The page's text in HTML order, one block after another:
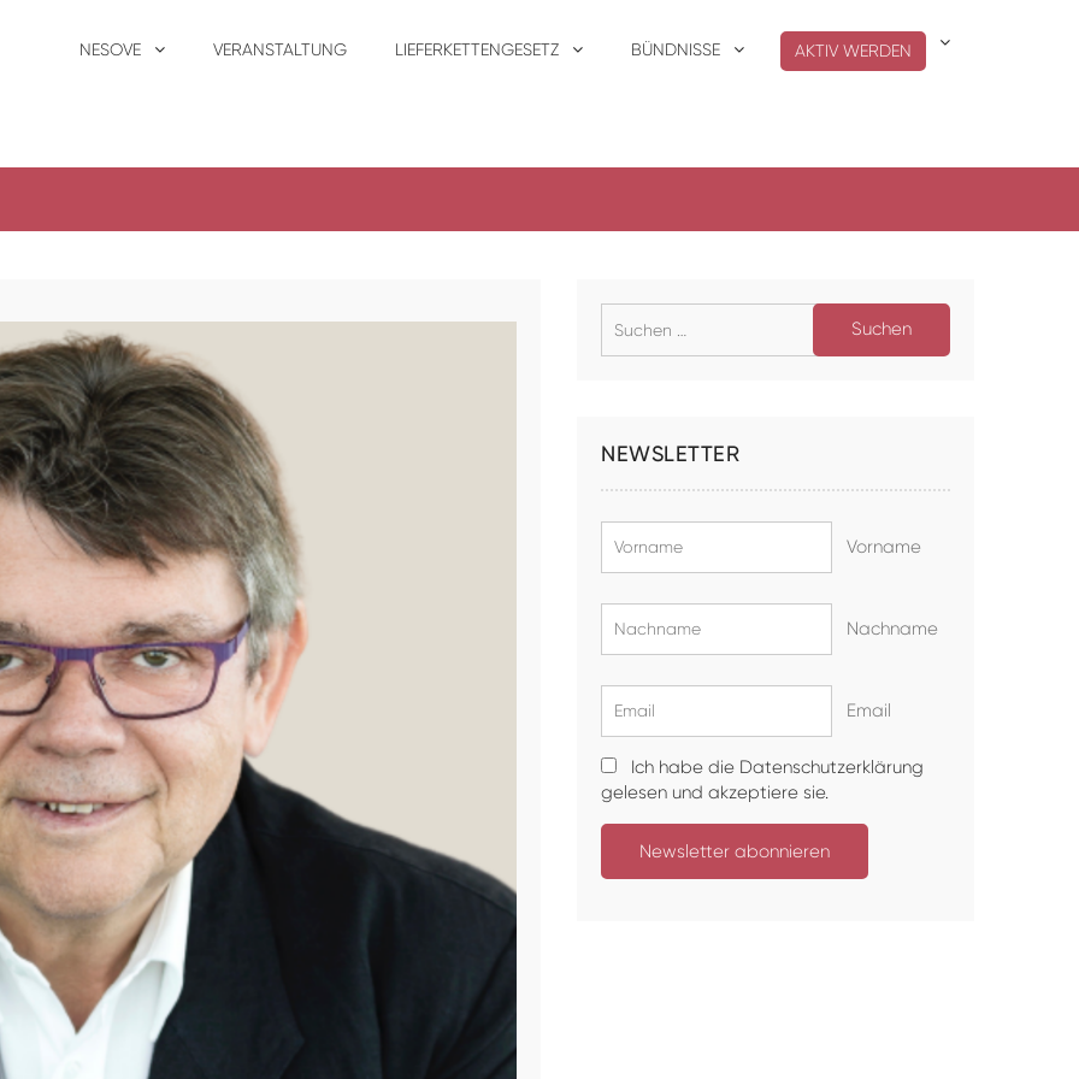
NESOVE VERANSTALTUNG LIEFERKETTENGESETZ BÜNDNISSE AKTIV WERDEN
nach:
NEWSLETTER
Vorname
Nachname
Email
Ich habe die Datenschutzerklärung
gelesen und akzeptiere sie.